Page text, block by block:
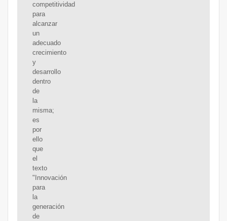
competitividad
para
alcanzar
un
adecuado
crecimiento
y
desarrollo
dentro
de
la
misma;
es
por
ello
que
el
texto
"Innovación
para
la
generación
de